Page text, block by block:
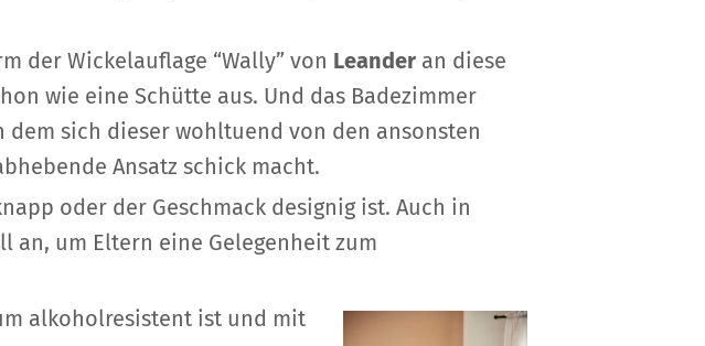
der Wickelauflage “Wally” von Leander an diese
wie eine Schütte aus. Und das Badezimmer
sich dieser wohltuend von den ansonsten
Ansatz schick macht.
oder der Geschmack designig ist. Auch in
an, um Eltern eine Gelegenheit zum
alkoholresistent ist und mit